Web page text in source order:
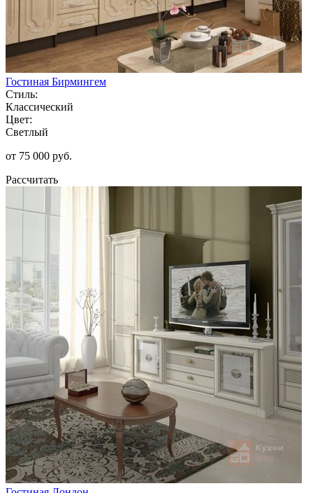
Гостиная Бирмингем
Стиль:
Классический
Цвет:
Светлый
от 75 000 руб.
Рассчитать